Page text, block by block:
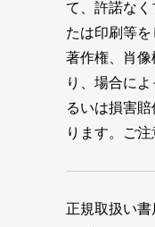
て、許諾なく
たは印刷等
著作権、肖
り、場合に
るいは損害
ります。ご注
正規取扱い